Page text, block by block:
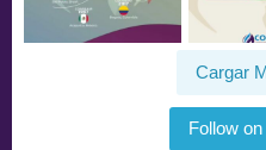
Cargar
Follow